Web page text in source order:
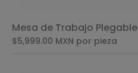
Mesa de Trabajo Plegable
$5,999.00 MXN por pieza